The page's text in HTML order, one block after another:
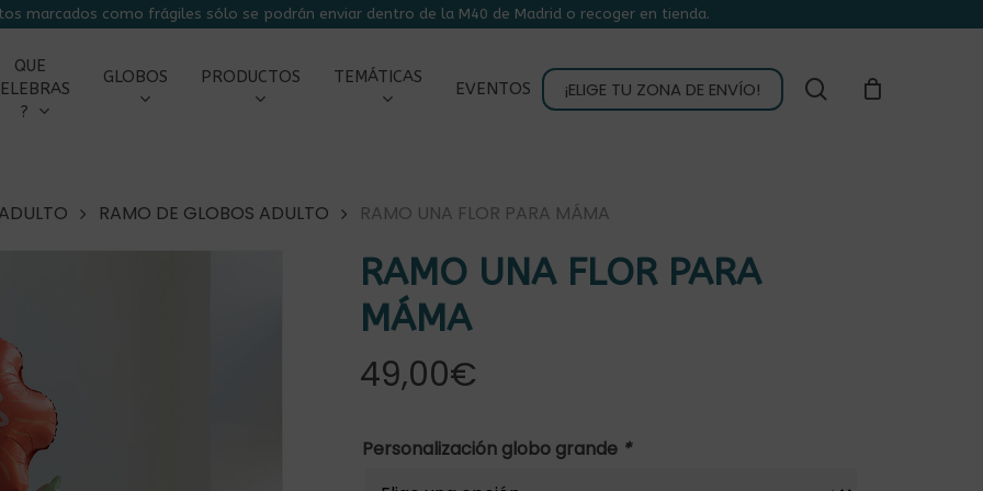
marcados como frágiles sólo se podrán enviar dentro de la M40 de Madrid o recoger en tienda.
QUE
?
GLOBOS PRODUCTOS TEMÁTICAS
EVENTOS ¡ELIGE TU ZONA DE ENVÍO! buscar
RAMO DE GLOBOS ADULTO RAMO UNA FLOR PARA MÁMA
RAMO UNA FLOR PARA
MÁMA
49,00€
Personalización globo grande *